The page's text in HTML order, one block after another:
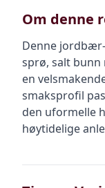
Om denne
Denne
sprø, salt bunn
en
smaksprofil
den uformelle
høytidelige